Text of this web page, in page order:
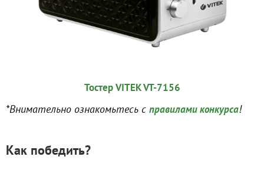
Тостер VITEK VT-7156
*Внимательно ознакомьтесь с правилами конкурса!
Как победить?